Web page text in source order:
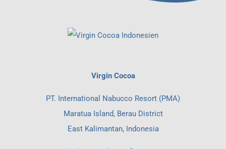
Virgin Cocoa
PT. International Nabucco Resort (PMA)
Maratua Island, Berau District
East Kalimantan, Indonesia